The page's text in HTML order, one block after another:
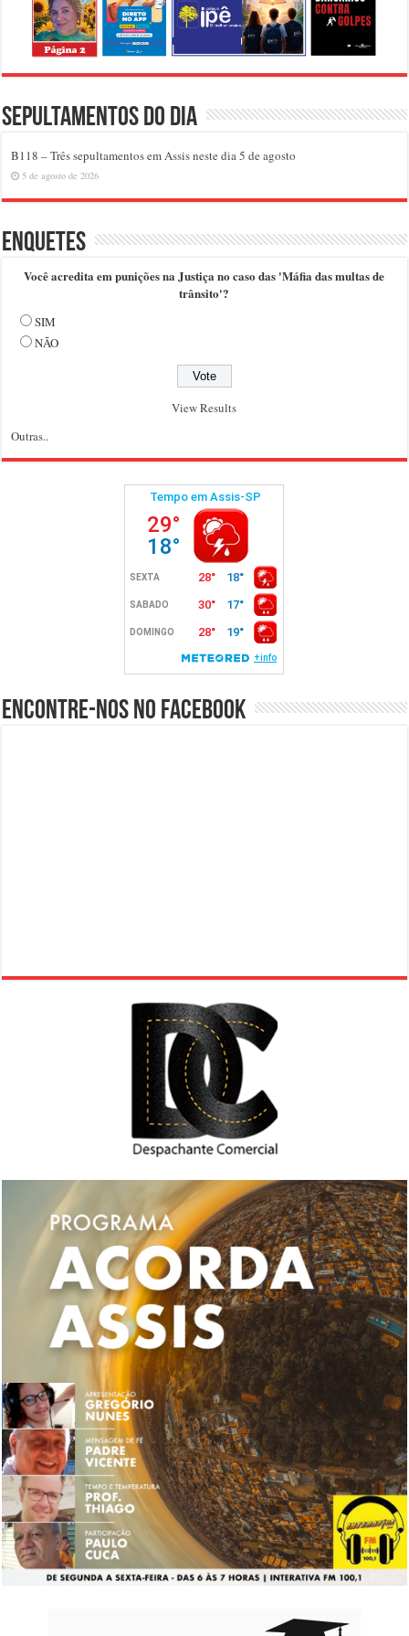
Sepultamentos do dia
B118 – Três sepultamentos em Assis neste dia 5 de agosto
5 de agosto de 2026
Enquetes
Você acredita em punições na Justiça no caso das 'Máfia das multas de
trânsito'?
SIM
NÃO
View Results
Outras..
Encontre-nos no Facebook